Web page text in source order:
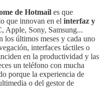
de Hotmail es que
que innovan en el interfaz y
Apple, Sony, Samsung...
los últimos meses y cada uno
interfaces táctiles o
en la productividad y las
un teléfono con mucha
porque la experiencia de
o del gestor de